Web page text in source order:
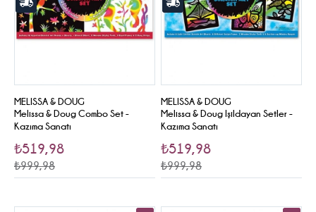
MELISSA & DOUG
Melissa & Doug Combo Set -
Kazıma Sanatı
₺519,98
₺999,98
MELISSA & DOUG
Melissa & Doug Işildayan Setler -
Kazıma Sanatı
₺519,98
₺999,98